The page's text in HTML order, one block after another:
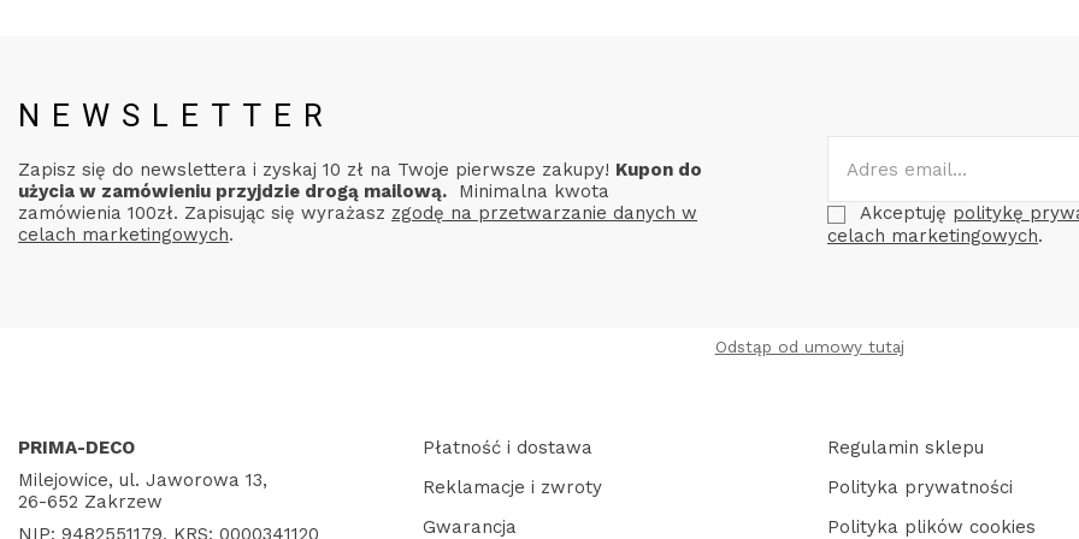
NEWSLETTER
Zapisz się do newslettera i zyskaj 10 zł na Twoje pierwsze zakupy! Kupon do
użycia w zamówieniu przyjdzie drogą mailową. Minimalna kwota
zamówienia 100zł. Zapisując się wyrażasz zgodę na przetwarzanie danych w
celach marketingowych.
Akceptuję politykę
celach marketingowych.
Odstąp od umowy tutaj
PRIMA-DECO
Milejowice, ul. Jaworowa 13,
26-652 Zakrzew
NIP: 9482551179, KRS: 0000341120
Płatność i dostawa
Reklamacje i zwroty
Gwarancja
Regulamin sklepu
Polityka prywatności
Polityka plików cookies